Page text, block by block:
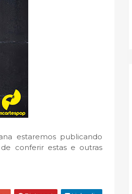
estaremos publicando
conferir estas e outras